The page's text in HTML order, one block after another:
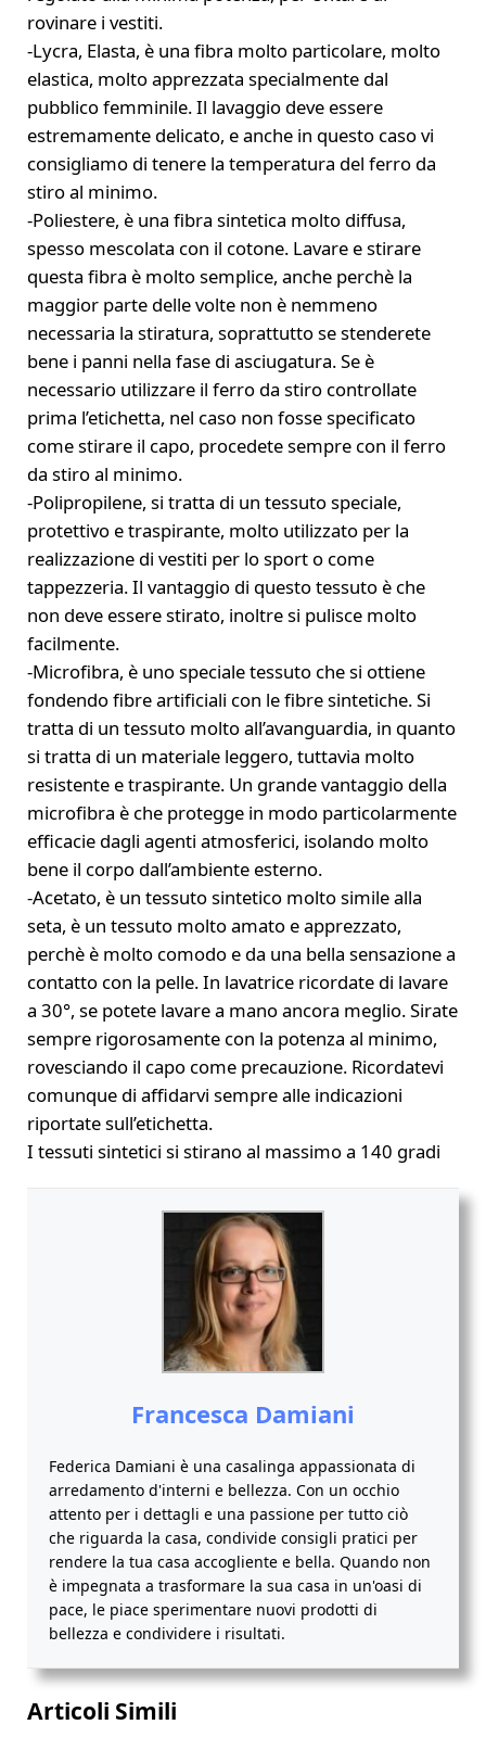
rovinare i vestiti.
-Lycra, Elasta, è una fibra molto particolare, molto
elastica, molto apprezzata specialmente dal
pubblico femminile. Il lavaggio deve essere
estremamente delicato, e anche in questo caso vi
consigliamo di tenere la temperatura del ferro da
stiro al minimo.
-Poliestere, è una fibra sintetica molto diffusa,
spesso mescolata con il cotone. Lavare e stirare
questa fibra è molto semplice, anche perchè la
maggior parte delle volte non è nemmeno
necessaria la stiratura, soprattutto se stenderete
bene i panni nella fase di asciugatura. Se è
necessario utilizzare il ferro da stiro controllate
prima l’etichetta, nel caso non fosse specificato
come stirare il capo, procedete sempre con il ferro
da stiro al minimo.
-Polipropilene, si tratta di un tessuto speciale,
protettivo e traspirante, molto utilizzato per la
realizzazione di vestiti per lo sport o come
tappezzeria. Il vantaggio di questo tessuto è che
non deve essere stirato, inoltre si pulisce molto
facilmente.
-Microfibra, è uno speciale tessuto che si ottiene
fondendo fibre artificiali con le fibre sintetiche. Si
tratta di un tessuto molto all’avanguardia, in quanto
si tratta di un materiale leggero, tuttavia molto
resistente e traspirante. Un grande vantaggio della
microfibra è che protegge in modo particolarmente
efficacie dagli agenti atmosferici, isolando molto
bene il corpo dall’ambiente esterno.
-Acetato, è un tessuto sintetico molto simile alla
seta, è un tessuto molto amato e apprezzato,
perchè è molto comodo e da una bella sensazione a
contatto con la pelle. In lavatrice ricordate di lavare
a 30°, se potete lavare a mano ancora meglio. Sirate
sempre rigorosamente con la potenza al minimo,
rovesciando il capo come precauzione. Ricordatevi
comunque di affidarvi sempre alle indicazioni
riportate sull’etichetta.
I tessuti sintetici si stirano al massimo a 140 gradi
Francesca Damiani
Federica Damiani è una casalinga appassionata di
arredamento d'interni e bellezza. Con un occhio
attento per i dettagli e una passione per tutto ciò
che riguarda la casa, condivide consigli pratici per
rendere la tua casa accogliente e bella. Quando non
è impegnata a trasformare la sua casa in un'oasi di
pace, le piace sperimentare nuovi prodotti di
bellezza e condividere i risultati.
Articoli Simili